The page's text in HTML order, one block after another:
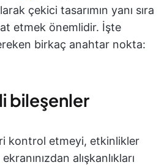
çekici tasarımın yanı sıra
etmek önemlidir. İşte
birkaç anahtar nokta:
bileşenler
kontrol etmeyi, etkinlikler
alışkanlıkları